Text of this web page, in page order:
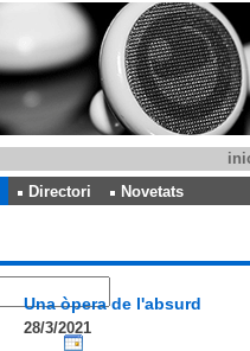
Directori Novetats
Una òpera de l'absurd
28/3/2021